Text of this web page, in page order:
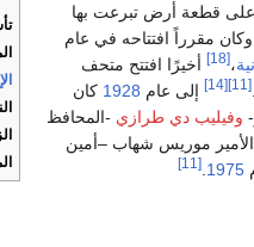
على قطعة أرض تبرعت بها
وكان مقرراً افتتاحه في عام
،[18]
أخيرًا افتتح متحف
[11]
[14] إلى عام 1928 كان
وفيليب دي طرازي -المحافظ
الأمير موريس شهاب –أمين
1975
[11]